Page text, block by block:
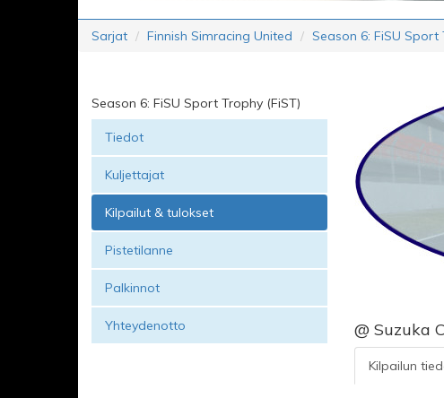
Sarjat Finnish Simracing United Season 6: FiSU Sport
Season 6: FiSU Sport Trophy (FiST)
Tiedot
Kuljettajat
Kilpailut & tulokset
Pistetilanne
Palkinnot
Yhteydenotto @ Suzuka
Kilpailun